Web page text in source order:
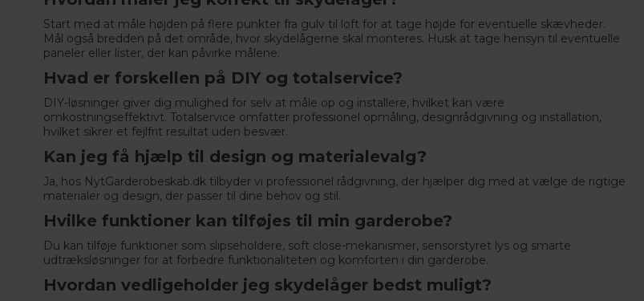
Start med at måle højden på flere punkter fra gulv til loft for at tage højde for eventuelle skævheder.
Mål også bredden på det område, hvor skydelågerne skal monteres. Husk at tage hensyn til eventuelle
paneler eller lister, der kan påvirke målene.
Hvad er forskellen på DIY og totalservice?
DIY-løsninger giver dig mulighed for selv at måle op og installere, hvilket kan være
omkostningseffektivt. Totalservice omfatter professionel opmåling, designrådgivning og installation,
hvilket sikrer et fejlfrit resultat uden besvær.
Kan jeg få hjælp til design og materialevalg?
Ja, hos NytGarderobeskab.dktilbyder vi professionel rådgivning, der hjælper dig med at vælge de rigtige
materialer og design, der passer til dine behov og stil.
Hvilke funktioner kan tilføjes til min garderobe?
Du kan tilføje funktioner som slipseholdere, soft close-mekanismer, sensorstyret lys og smarte
udtræksløsninger for at forbedre funktionaliteten og komforten i din garderobe.
Hvordan vedligeholder jeg skydelåger bedst muligt?